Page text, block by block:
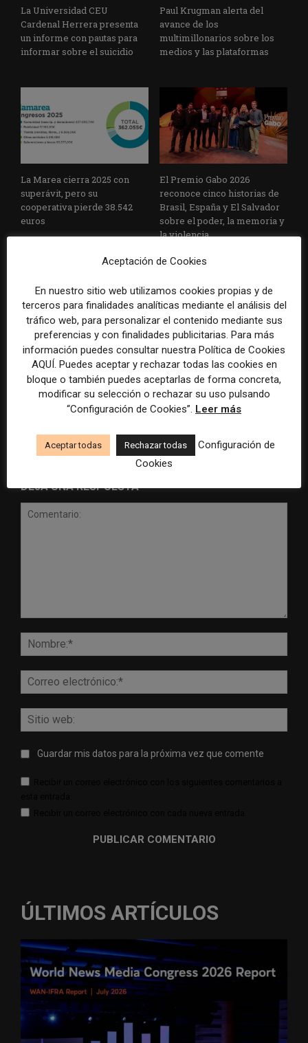
La Universidad CEU
Cardenal Herrera presenta
un informe con pautas para
informar sobre el suicidio
Paul Krugman alerta del
avance de los
multimillonarios sobre los
medios y las plataformas
La Marea cierra 2025 con
superávit, pero su
cooperativa pierde 38.542
euros
El Premio Gabo 2026
reconoce cinco historias de
Brasil, España y El Salvador
sobre el poder, la memoria y
la violencia
Radio Televisión Madrid
establece un sistema de
control para el uso de la
inteligencia artificial
ADEPA crea un premio
especial para la mejor
cobertura periodística del
Mundial 2026
DEJA UNA RESPUESTA
Guardar mis datos para la próxima vez que comente
ÚLTIMOS ARTÍCULOS
Aceptación de Cookies
En nuestro sitio web utilizamos cookies propias y de
terceros para finalidades analíticas mediante el análisis del
tráfico web, para personalizar el contenido mediante sus
preferencias y con finalidades publicitarias. Para más
información puedes consultar nuestra Política de Cookies
AQUÍ. Puedes aceptar y rechazar todas las cookies en
bloque o también puedes aceptarlas de forma concreta,
modificar su selección o rechazar su uso pulsando
“Configuración de Cookies”. Leer más
Aceptar todas Rechazar todas
Configuración de
Cookies